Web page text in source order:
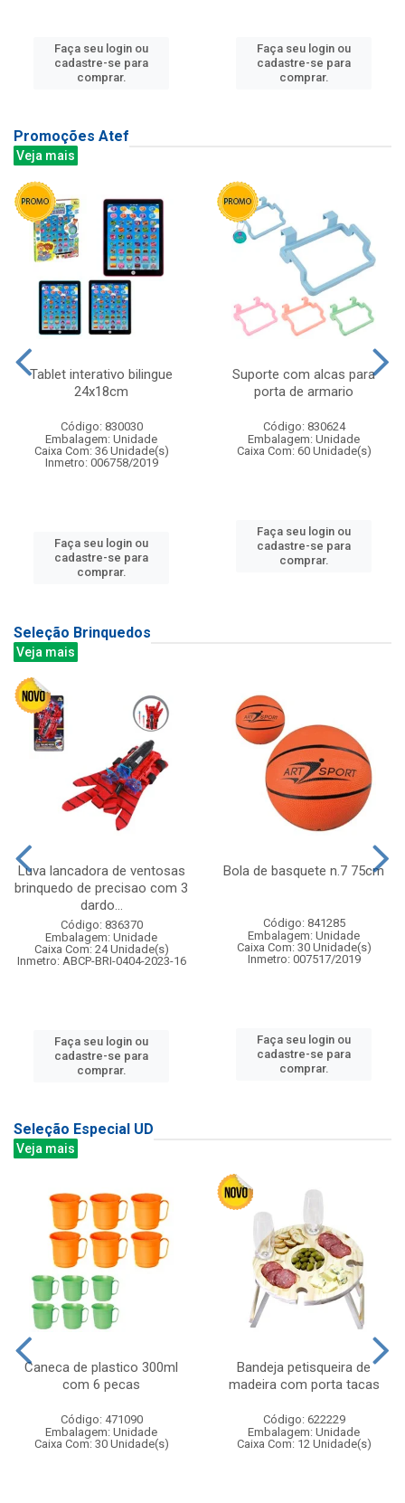
Faça seu login ou
cadastre-se para
comprar.
Faça seu login ou
cadastre-se para
comprar.
Promoções Atef
Veja mais
Tablet interativo bilingue
24x18cm
Código: 830030
Embalagem: Unidade
Caixa Com: 36 Unidade(s)
Inmetro: 006758/2019
Faça seu login ou
cadastre-se para
comprar.
Suporte com alcas para
porta de armario
Código: 830624
Embalagem: Unidade
Caixa Com: 60 Unidade(s)
Faça seu login ou
cadastre-se para
comprar.
Seleção Brinquedos
Veja mais
Luva lancadora de ventosas
brinquedo de precisao com 3
dardo...
Código: 836370
Embalagem: Unidade
Caixa Com: 24 Unidade(s)
Inmetro: ABCP-BRI-0404-2023-16
Faça seu login ou
cadastre-se para
comprar.
Bola de basquete n.7 75cm
Código: 841285
Embalagem: Unidade
Caixa Com: 30 Unidade(s)
Inmetro: 007517/2019
Faça seu login ou
cadastre-se para
comprar.
Seleção Especial UD
Veja mais
Caneca de plastico 300ml
com 6 pecas
Código: 471090
Embalagem: Unidade
Caixa Com: 30 Unidade(s)
Bandeja petisqueira de
madeira com porta tacas
Código: 622229
Embalagem: Unidade
Caixa Com: 12 Unidade(s)